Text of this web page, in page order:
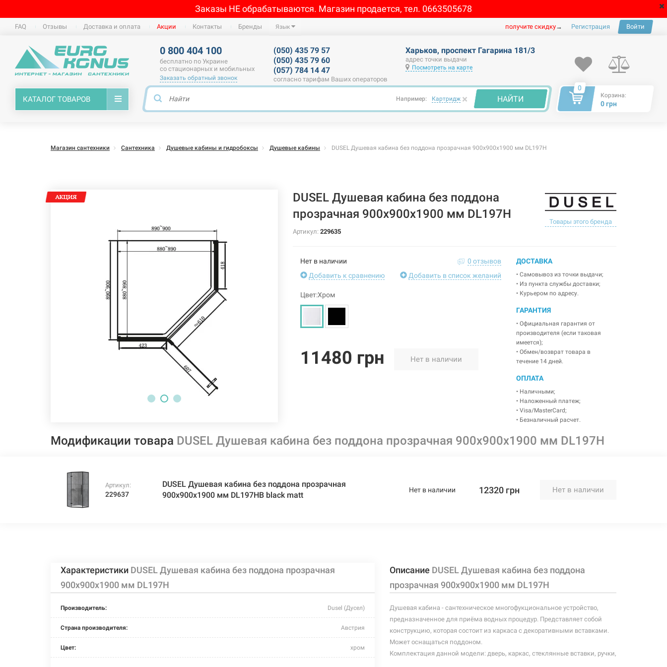
Заказы НЕ обрабатываются. Магазин продается, тел. 0663505678
FAQ Отзывы Доставка и оплата Акции Контакты Бренды Язык получите скидку→ Регистрация Войти
0 800 404 100
бесплатно по Украине
со стационарных и мобильных
Заказать обратный звонок
(050) 435 79 57
(050) 435 79 60
(057) 784 14 47
согласно тарифам Ваших операторов
Харьков, проспект Гагарина 181/3
адрес точки выдачи
Посмотреть на карте
КАТАЛОГ ТОВАРОВ Например: Картридж × НАЙТИ
0
Корзина:
0 грн
Магазин сантехники Сантехника Душевые кабины и гидробоксы Душевые кабины DUSEL Душевая кабина без поддона прозрачная 900x900x1900 мм DL197H
DUSEL Душевая кабина без поддона
прозрачная 900x900x1900 мм DL197H
Товары этого бренда
Артикул: 229635
Нет в наличии
0 отзывов
Добавить к сравнению
Добавить в список желаний
Цвет:Хром
11480 грн Нет в наличии
ДОСТАВКА
• Самовывоз из точки выдачи;
• Из пункта службы доставки;
• Курьером по адресу.
ГАРАНТИЯ
• Официальная гарантия от
производителя (если таковая
имеется);
• Обмен/возврат товара в
течение 14 дней.
ОПЛАТА
• Наличными;
• Наложенный платеж;
• Visa/MasterCard;
• Безналичный расчет.
Модификации товара DUSEL Душевая кабина без поддона прозрачная 900x900x1900 мм DL197H
Артикул:
229637
DUSEL Душевая кабина без поддона прозрачная
900x900x1900 мм DL197HB black matt
Нет в наличии 12320 грн Нет в наличии
Характеристики DUSEL Душевая кабина без поддона прозрачная
900x900x1900 мм DL197H
Производитель: Dusel (Дусел)
Страна производителя: Австрия
Цвет: хром
Описание DUSEL Душевая кабина без поддона
прозрачная 900x900x1900 мм DL197H
Душевая кабина - сантехническое многофукциональное устройство,
предназначенное для приёма водных процедур. Представляет собой
конструкцию, которая состоит из каркаса с декоративными вставками.
Может оснащаться поддоном.
Комплектация данной модели: дверь, каркас, стеклянные вставки, ручки,